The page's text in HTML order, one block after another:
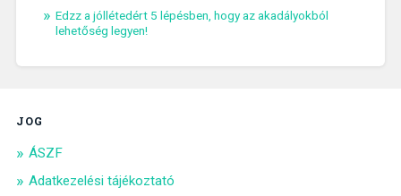
Edzz a jóllétedért 5 lépésben, hogy az akadályokból
lehetőség legyen!
JOG
ÁSZF
Adatkezelési tájékoztató